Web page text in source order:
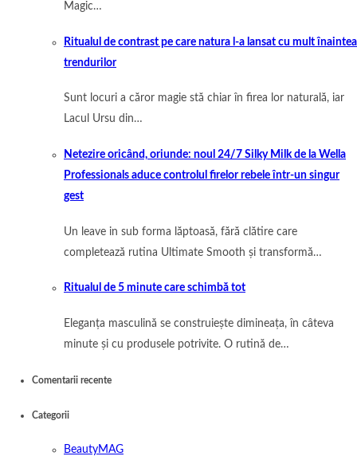
Magic…
Ritualul de contrast pe care natura l-a lansat cu mult înaintea
trendurilor
Sunt locuri a căror magie stă chiar în firea lor naturală, iar
Lacul Ursu din…
Netezire oricând, oriunde: noul 24/7 Silky Milk de la Wella
Professionals aduce controlul firelor rebele într-un singur
gest
Un leave in sub forma lăptoasă, fără clătire care
completează rutina Ultimate Smooth și transformă…
Ritualul de 5 minute care schimbă tot
Eleganța masculină se construiește dimineața, în câteva
minute și cu produsele potrivite. O rutină de…
Comentarii recente
Categorii
BeautyMAG